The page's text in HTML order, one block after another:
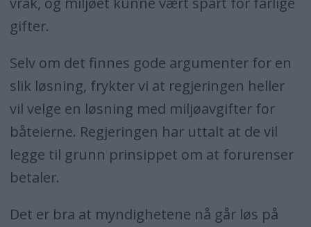
gifter.
Selv om det finnes gode argumenter for en
slik løsning, frykter vi at regjeringen heller
vil velge en løsning med miljøavgifter for
båteierne. Regjeringen har uttalt at de vil
legge til grunn prinsippet om at forurenser
betaler.
Det er bra at myndighetene nå går løs på